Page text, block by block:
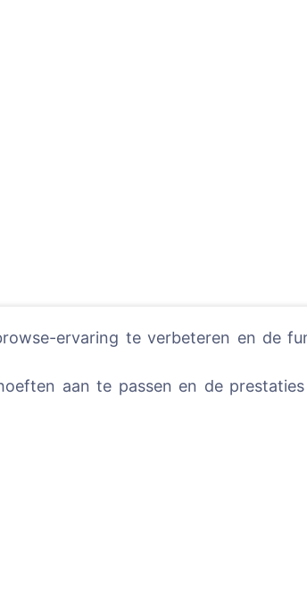
kaars aan - plant een boom!
ervaring te verbeteren en de
aan te passen en de